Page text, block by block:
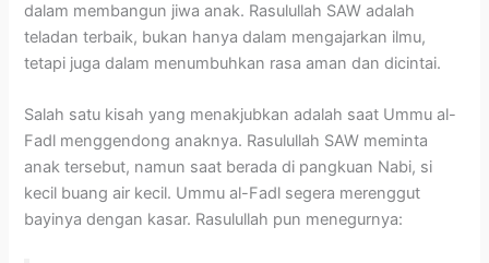
dalam membangun jiwa anak. Rasulullah SAW adalah
teladan terbaik, bukan hanya dalam mengajarkan ilmu,
tetapi juga dalam menumbuhkan rasa aman dan dicintai.
Salah satu kisah yang menakjubkan adalah saat Ummu al-
Fadl menggendong anaknya. Rasulullah SAW meminta
anak tersebut, namun saat berada di pangkuan Nabi, si
kecil buang air kecil. Ummu al-Fadl segera merenggut
bayinya dengan kasar. Rasulullah pun menegurnya: